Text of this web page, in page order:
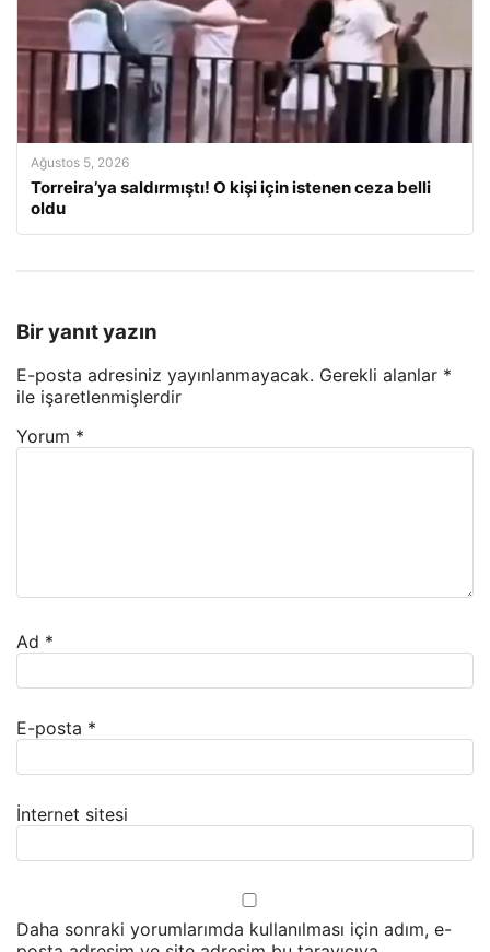
Ağustos 5, 2026
Torreira’ya saldırmıştı! O kişi için istenen ceza belli
oldu
Bir yanıt yazın
E-posta adresiniz yayınlanmayacak. Gerekli alanlar *
ile işaretlenmişlerdir
Yorum *
Ad *
E-posta *
İnternet sitesi
Daha sonraki yorumlarımda kullanılması için adım, e-